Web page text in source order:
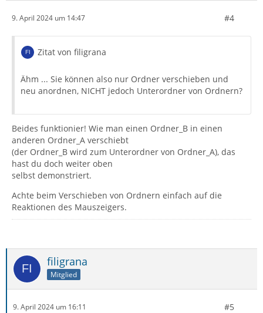
9. April 2024 um 14:47 #4
Zitat von filigrana
Ähm ... Sie können also nur Ordner verschieben und
neu anordnen, NICHT jedoch Unterordner von Ordnern?
Beides funktionier! Wie man einen Ordner_B in einen
anderen Ordner_A verschiebt
(der Ordner_B wird zum Unterordner von Ordner_A), das
hast du doch weiter oben
selbst demonstriert.
Achte beim Verschieben von Ordnern einfach auf die
Reaktionen des Mauszeigers.
filigrana
Mitglied
9. April 2024 um 16:11 #5